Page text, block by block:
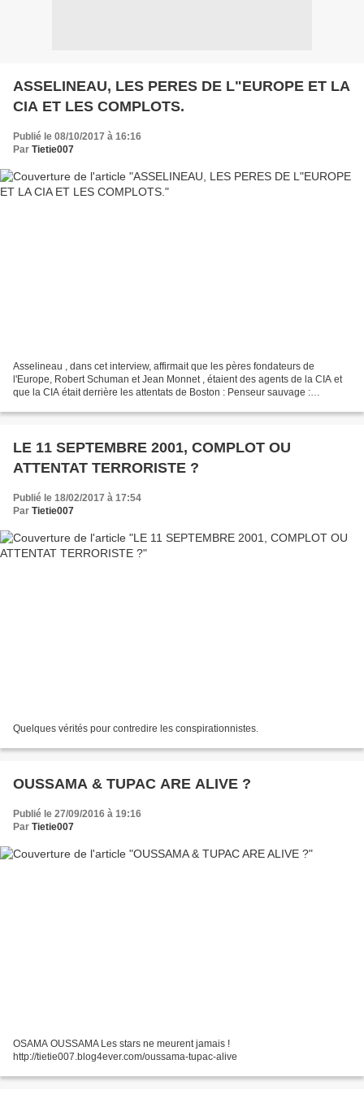
ASSELINEAU, LES PERES DE L"EUROPE ET LA
CIA ET LES COMPLOTS.
Publié le 08/10/2017 à 16:16
Par Tietie007
Asselineau , dans cet interview, affirmait que les pères fondateurs de
l'Europe, Robert Schuman et Jean Monnet , étaient des agents de la CIA et
que la CIA était derrière les attentats de Boston : Penseur sauvage :
LE 11 SEPTEMBRE 2001, COMPLOT OU
ATTENTAT TERRORISTE ?
Publié le 18/02/2017 à 17:54
Par Tietie007
Quelques vérités pour contredire les conspirationnistes.
OUSSAMA & TUPAC ARE ALIVE ?
Publié le 27/09/2016 à 19:16
Par Tietie007
OSAMA OUSSAMA Les stars ne meurent jamais !
http://tietie007.blog4ever.com/oussama-tupac-alive